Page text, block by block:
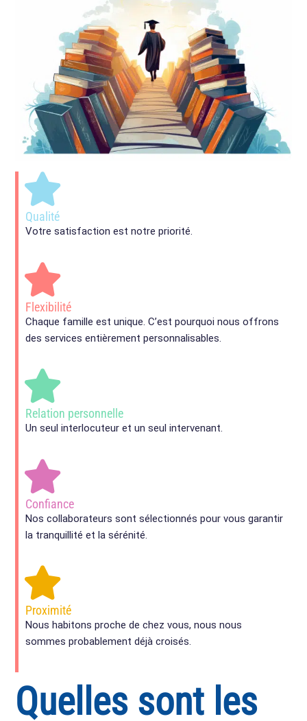
Qualité
Votre satisfaction est notre priorité.
Flexibilité
Chaque famille est unique. C’est pourquoi nous offrons
des services entièrement personnalisables.
Relation personnelle
Un seul interlocuteur et un seul intervenant.
Confiance
Nos collaborateurs sont sélectionnés pour vous garantir
la tranquillité et la sérénité.
Proximité
Nous habitons proche de chez vous, nous nous
sommes probablement déjà croisés.
Quelles sont les